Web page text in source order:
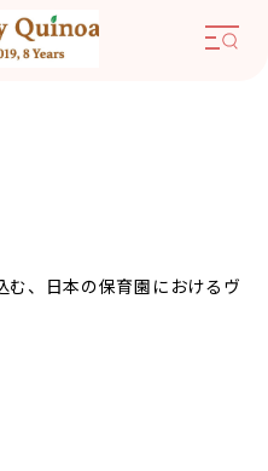
む、日本の保育園におけるヴ